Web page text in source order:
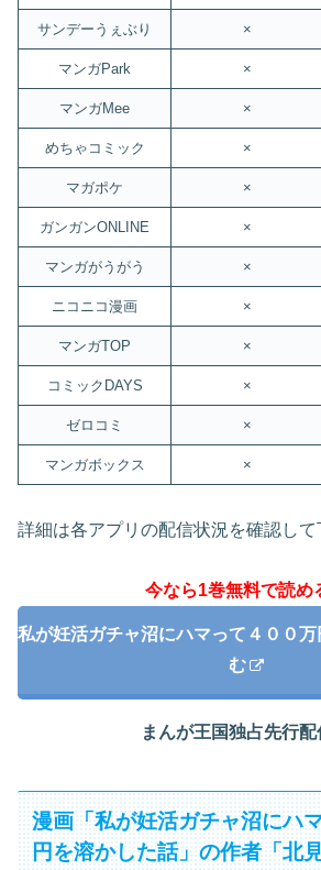
サンデーうぇぶり ×
マンガPark ×
マンガMee ×
めちゃコミック ×
マガポケ ×
ガンガンONLINE ×
マンガがうがう ×
ニコニコ漫画 ×
マンガTOP ×
コミックDAYS ×
ゼロコミ ×
マンガボックス ×
詳細は各アプリの配信状況を確認して
今なら1巻無料で読め
私が妊活ガチャ沼にハマって４００
む
まんが王国独占先行配
漫画「私が妊活ガチャ沼にハ
円を溶かした話」の作者「北